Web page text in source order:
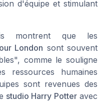
d'équipe et stimulant
montrent que les
London sont souvent
comme le souligne
ressources humaines
sont revenues des
studio Harry Potteravec